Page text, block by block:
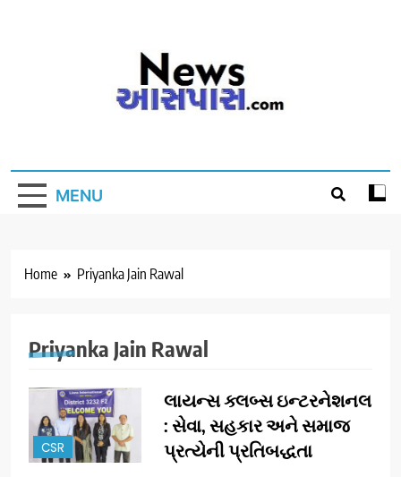
MENU
Home Priyanka Jain Rawal
Priyanka Jain Rawal
CSR
લાયન્સ ક્લબ્સ ઇન્ટરનેશનલ
: સેવા, સહકાર અને સમાજ
પ્રત્યેની પ્રતિબદ્ધતા